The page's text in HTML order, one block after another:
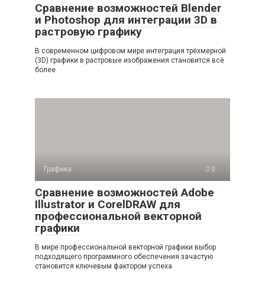
Сравнение возможностей Blender
и Photoshop для интеграции 3D в
растровую графику
В современном цифровом мире интеграция трёхмерной
(3D) графики в растровые изображения становится всё
более
Графика 0
Сравнение возможностей Adobe
Illustrator и CorelDRAW для
профессиональной векторной
графики
В мире профессиональной векторной графики выбор
подходящего программного обеспечения зачастую
становится ключевым фактором успеха